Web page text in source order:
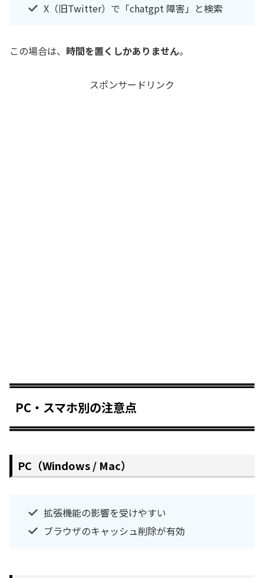
X（旧Twitter）で「chatgpt 障害」と検索
この場合は、 時間を置くしかありません。
スポンサードリンク
PC・スマホ別の注意点
PC（Windows / Mac）
拡張機能の影響を受けやすい
ブラウザのキャッシュ削除が有効